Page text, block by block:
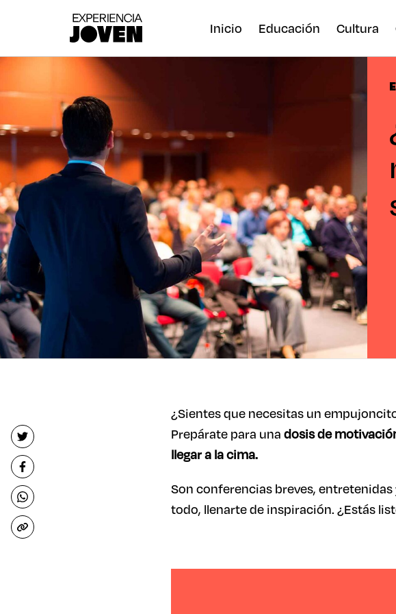
Inicio Educación Cultura
¿Sientes que necesitas un
Prepárate para unadosis de
llegar a la cima.
Son conferencias breves,
todo, llenarte de inspiración. ¿Estás